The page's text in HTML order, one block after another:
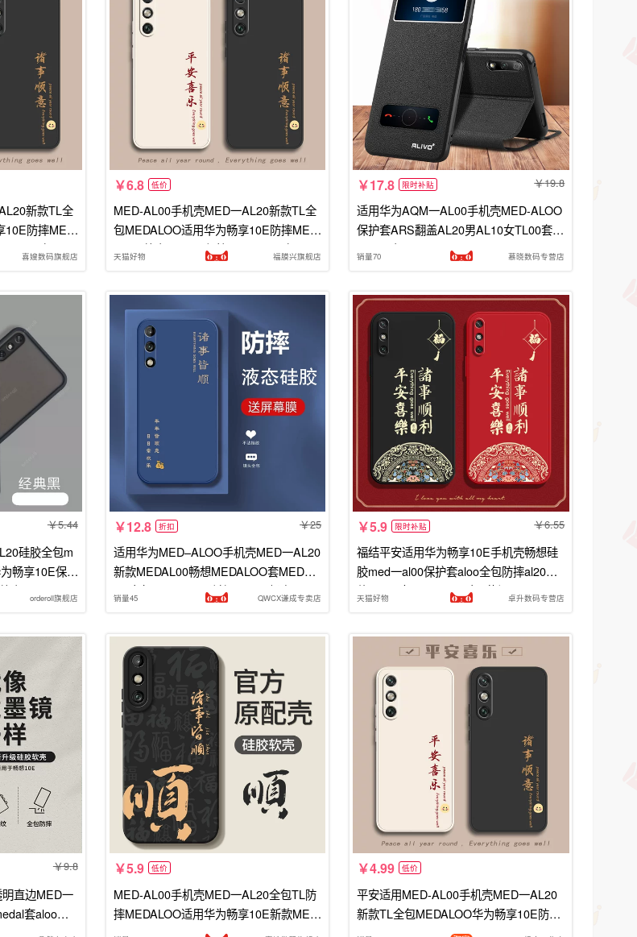
新款TL全
10E防摔MED
套ALO
喜嫂数码旗舰店
6.8 低价
MED-AL00手机壳MED一AL20新款TL全
包MEDALOO适用华为畅享10E防摔MED
AL2O外壳MEDTL保护MEDTLOO套ALO
天猫好物 福膜兴旗舰店
17.8 限时补贴 19.8
适用华为AQM一AL00手机壳MED-ALOO
保护套ARS翻盖AL20男AL10女TL00套A
QMAL壳MEDAL00 ARSAL00 MEDALO
销量70 慕晓数码专营店
5.44
硅胶全包m
畅享10E保护
壳ALOOorderoll旗舰店
12.8 折扣 25
适用华为MED–ALOO手机壳MED一AL20
新款MEDAL00畅想MEDALOO套MEDAL
2O全包MEDTLOO防摔MEDAL畅享10E
销量45 QWCX谦成专卖店
5.9 限时补贴 6.55
福结平安适用华为畅享10E手机壳畅想硅
胶med一al00保护套aloo全包防摔al20新
款medal女medaloo男十E荣耀e10男
天猫好物 卓升数码专营店
9.8
直边MED一
套aloo男m
耀畅亨
5.9 低价
MED-AL00手机壳MED一AL20全包TL防
摔MEDALOO适用华为畅享10E新款MED
AL2O外壳MEDTL保护套MEDTLOO畅想
4.99 低价
平安适用MED-AL00手机壳MED一AL20
新款TL全包MEDALOO华为畅享10E防摔
MEDAL2O外壳MEDTL保护MEDTLOO套